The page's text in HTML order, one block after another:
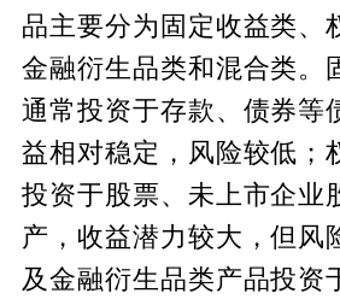
品主要分为固定收益类、
金融衍生品类和混合类。
通常投资于存款、债券等
益相对稳定，风险较低；
投资于股票、未上市企业
产，收益潜力较大，但风
及金融衍生品类产品投资